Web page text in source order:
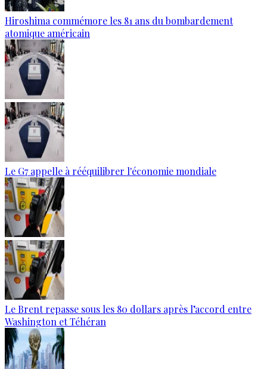
Hiroshima commémore les 81 ans du bombardement
atomique américain
Le G7 appelle à rééquilibrer l'économie mondiale
Le Brent repasse sous les 80 dollars après l’accord entre
Washington et Téhéran